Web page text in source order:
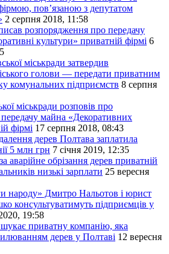
пов’язаною з депутатом
2 серпня 2018, 11:58
розпорядження про передачу
культури» приватній фірмі 6
міськради затвердив
голови — передати приватним
комунальних підприємств 8 серпня
міськради розповів про
майна «Декоративних
фірмі 17 серпня 2018, 08:43
дерев Полтава заплатила
5 млн грн 7 січня 2019, 12:35
аварійне обрізання дерев приватній
низькі зарплати 25 вересня
народу» Дмитро Нальотов і юрист
консультуватимуть підприємців у
19:58
приватну компанію, яка
дерев у Полтаві 12 вересня